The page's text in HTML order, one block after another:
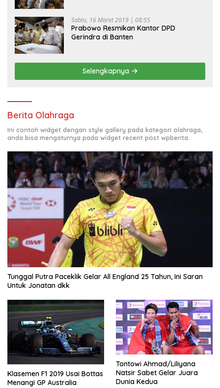
Sabtu, 16 Maret 2019 | 08:55
Prabowo Resmikan Kantor DPD
Gerindra di Banten
Selengkapnya
Berita Olahraga
Ini contoh widget dengan style gallery pada kategori olahraga,
anda bisa mengaturnya pada widget recent post wpberita.
Tunggal Putra Paceklik Gelar All England 25 Tahun, Ini Saran
Untuk Jonatan dkk
Klasemen F1 2019 Usai Bottas
Menangi GP Australia
Tontowi Ahmad/Liliyana
Natsir Sabet Gelar Juara
Dunia Kedua